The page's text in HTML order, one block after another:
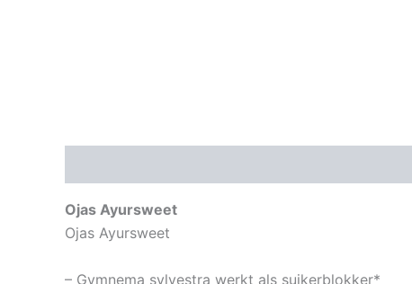
Ojas Ayursweet
Ojas Ayursweet
– Gymnema sylvestra werkt als suikerblokker*